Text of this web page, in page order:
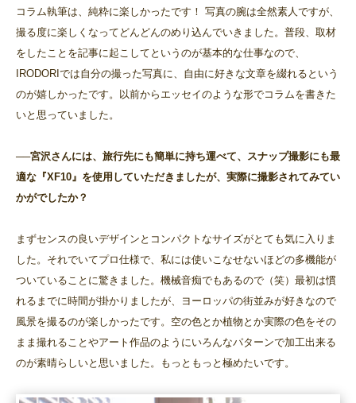
コラム執筆は、純粋に楽しかったです！ 写真の腕は全然素人ですが、
撮る度に楽しくなってどんどんのめり込んでいきました。普段、取材
をしたことを記事に起こしてというのが基本的な仕事なので、
IRODORIでは自分の撮った写真に、自由に好きな文章を綴れるという
のが嬉しかったです。以前からエッセイのような形でコラムを書きた
いと思っていました。
──宮沢さんには、旅行先にも簡単に持ち運べて、スナップ撮影にも最
適な『XF10』を使用していただきましたが、実際に撮影されてみてい
かがでしたか？
まずセンスの良いデザインとコンパクトなサイズがとても気に入りま
した。それでいてプロ仕様で、私には使いこなせないほどの多機能が
ついていることに驚きました。機械音痴でもあるので（笑）最初は慣
れるまでに時間が掛かりましたが、ヨーロッパの街並みが好きなので
風景を撮るのが楽しかったです。空の色とか植物とか実際の色をその
まま撮れることやアート作品のようにいろんなパターンで加工出来る
のが素晴らしいと思いました。もっともっと極めたいです。